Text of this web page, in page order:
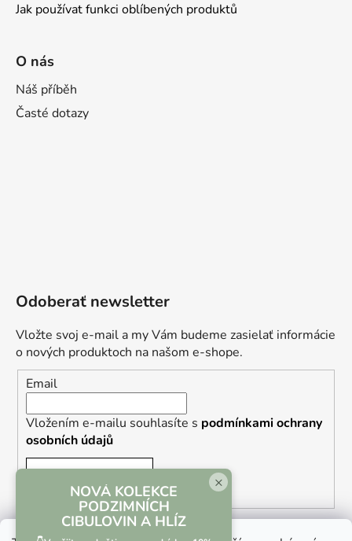
Jak používat funkci oblíbených produktů
O nás
Náš příběh
Časté dotazy
Odoberať newsletter
Vložte svoj e-mail a my Vám budeme zasielať informácie
o nových produktoch na našom e-shope.
Email
Vložením e-mailu souhlasíte s podmínkami ochrany
osobních údajů
×
NOVÁ KOLEKCE
PODZIMNÍCH
CIBULOVIN A HLÍZ